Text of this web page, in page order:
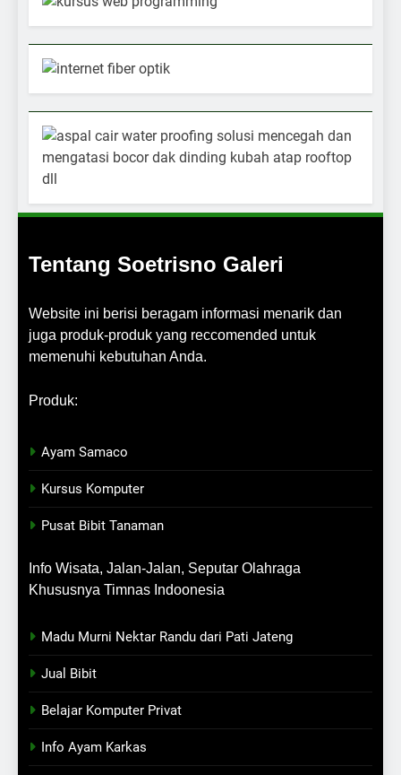
Tentang Soetrisno Galeri
Website ini berisi beragam informasi menarik dan
juga produk-produk yang reccomended untuk
memenuhi kebutuhan Anda.
Produk:
Ayam Samaco
Kursus Komputer
Pusat Bibit Tanaman
Info Wisata, Jalan-Jalan, Seputar Olahraga
Khususnya Timnas Indoonesia
Madu Murni Nektar Randu dari Pati Jateng
Jual Bibit
Belajar Komputer Privat
Info Ayam Karkas